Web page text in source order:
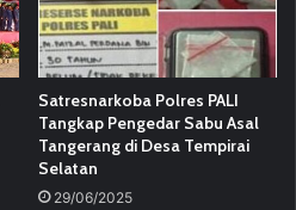
Satresnarkoba Polres PALI
Tangkap Pengedar Sabu Asal
Tangerang di Desa Tempirai
Selatan
29/06/2025